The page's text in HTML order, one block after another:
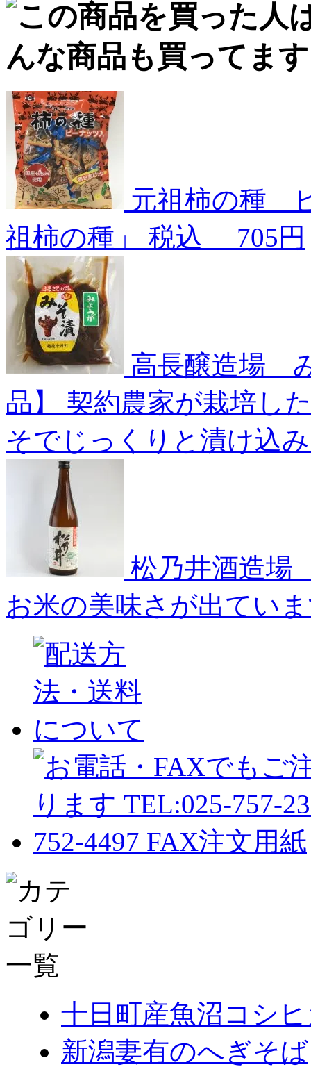
元祖柿の種
祖柿の種」
税込 705円
高長醸造場
品】
契約農家が栽培し
そでじっくりと漬け込
松乃井酒造
お米の美味さが出てい
十日町産魚沼コシ
新潟妻有のへぎそば